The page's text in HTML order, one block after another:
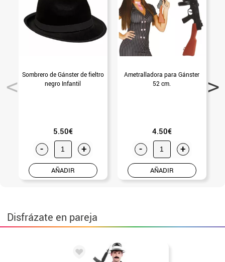
Sombrero de Gánster de fieltro
negro Infantil
5.50€
- +
AÑADIR
Ametralladora para Gánster
52 cm.
4.50€
- +
AÑADIR
Disfrázate en pareja